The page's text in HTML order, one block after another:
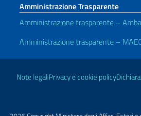
Amministrazione Trasparente
Amministrazione trasparente –
Amministrazione trasparente –
Link Utili
Note legaliPrivacy e cookie policy